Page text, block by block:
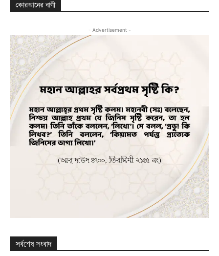
কোরআনের বাণী
- Advertisement -
সর্বশেষ সংবাদ